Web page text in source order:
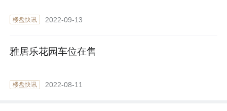
楼盘快讯 2022-09-13
雅居乐花园车位在售
楼盘快讯 2022-08-11